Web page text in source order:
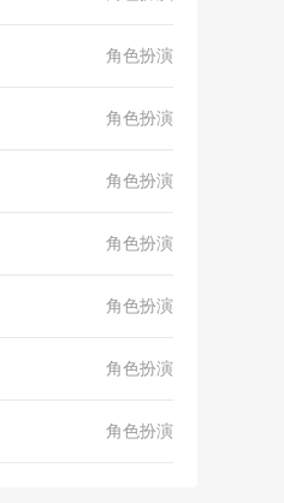
角色扮演
角色扮演
角色扮演
角色扮演
角色扮演
角色扮演
角色扮演